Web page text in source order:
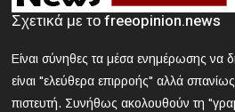
Κοζάνη: Νεκρός 40χρονος που
2024-03-21 17:47:39
ΕΟΔΥ: Nέος θάνατος από γρίπη
Σχετικά με το freeopinion.news
Είναι σύνηθες τα μέσα ενημέρωσης να
είναι "ελεύθερα επιρροής" αλλά
πιστευτή. Συνήθως ακολουθούν τη